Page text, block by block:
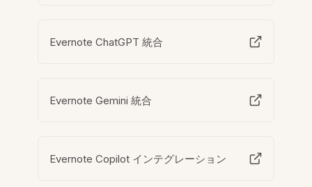
Evernote ChatGPT 統合
Evernote Gemini 統合
Evernote Copilot インテグレーション